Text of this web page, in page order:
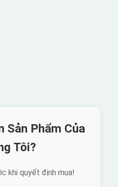
Sản Phẩm Của
Tôi?
khi quyết định mua!